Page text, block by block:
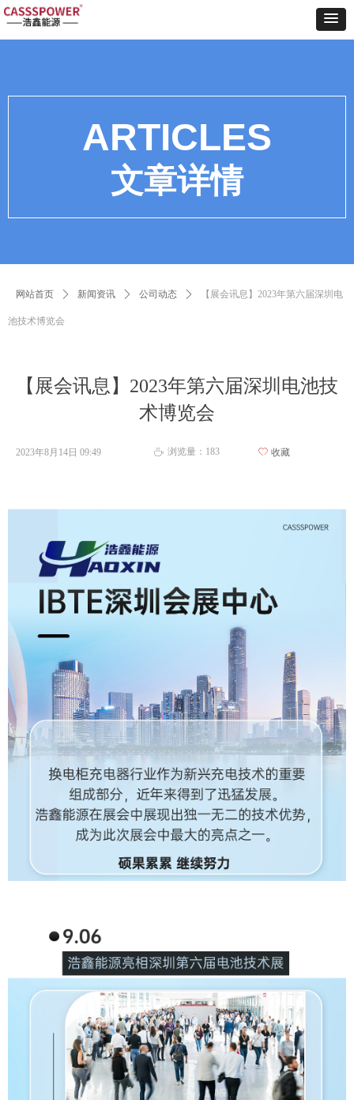
网站首页 ꄲ 新闻资讯 ꄲ 公司动态 ꄲ 【展会讯息】2023年第六届深圳电
池技术博览会
ARTICLES
文章详情
【展会讯息】2023年第六届深圳电池技
术博览会
2023年8月14日 09:49 ꄘ 浏览量： 183 ꄀ 收藏